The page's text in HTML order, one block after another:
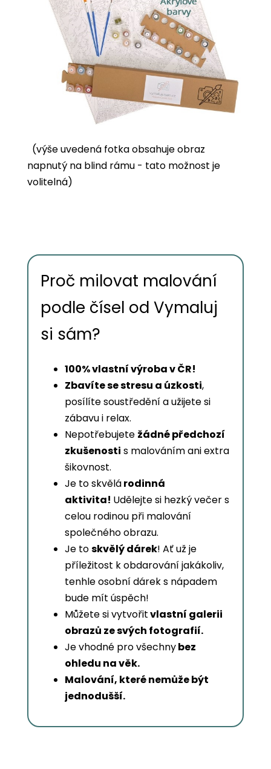
(výše uvedená fotka obsahuje obraz
napnutý na blind rámu - tato možnost je
volitelná)
Proč milovat malování
podle čísel od Vymaluj
si sám?
100% vlastní výroba v ČR!
Zbavíte se stresu a úzkosti,
posílíte soustředění a užijete si
zábavu i relax.
Nepotřebujete žádné předchozí
zkušenosti s malováním ani extra
šikovnost.
Je to skvělárodinná
aktivita! Udělejte si hezký večer s
celou rodinou při malování
společného obrazu.
Je toskvělý dárek! Ať už je
příležitost k obdarování jakákoliv,
tenhle osobní dárek s nápadem
bude mít úspěch!
Můžete si vytvořitvlastní galerii
obrazů ze svých fotografií.
Je vhodné pro všechnybez
ohledu na věk.
Malování, které nemůže být
jednodušší.